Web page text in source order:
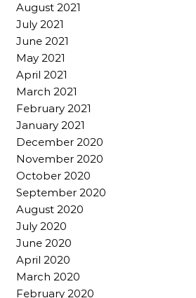
August 2021
July 2021
June 2021
May 2021
April 2021
March 2021
February 2021
January 2021
December 2020
November 2020
October 2020
September 2020
August 2020
July 2020
June 2020
April 2020
March 2020
February 2020